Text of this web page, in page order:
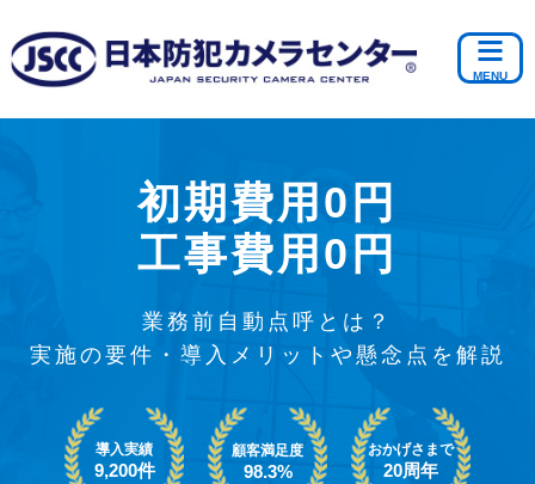
初期費用0円
工事費用0円
業務前自動点呼とは？
実施の要件・導入メリットや懸念点を解説
導入実績
9,200件
顧客満足度
98.3%
おかげさまで
20周年